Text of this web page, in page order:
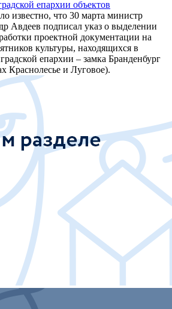
епархии объектов
известно, что 30 марта министр
Авдеев подписал указ о выделении
проектной документации на
культуры, находящихся в
епархии – замка Бранденбург
Краснолесье и Луговое).